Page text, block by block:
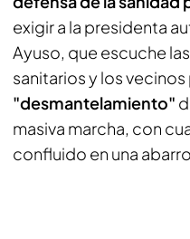
exigir a la presidenta
Ayuso, que escuche
sanitarios y los vecinos
"desmantelamiento"
masiva marcha, con
confluido en una